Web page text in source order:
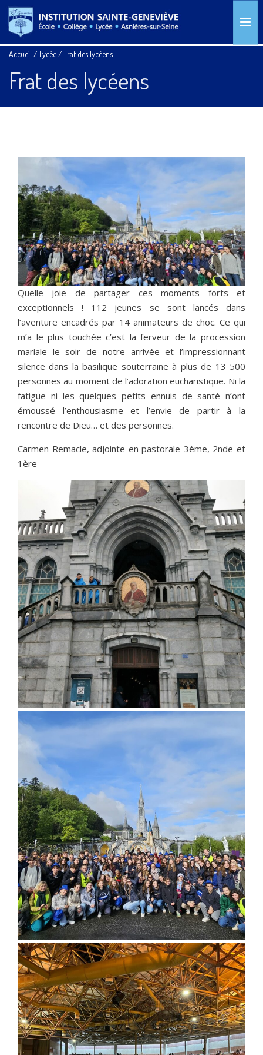
Accueil / Lycée/ Frat des lycéens
Frat des lycéens
Quelle joie de partager ces moments forts et
exceptionnels ! 112 jeunes se sont lancés dans
l’aventure encadrés par 14 animateurs de choc. Ce qui
m’a le plus touchée c’est la ferveur de la procession
mariale le soir de notre arrivée et l’impressionnant
silence dans la basilique souterraine à plus de 13 500
personnes au moment de l’adoration eucharistique. Ni la
fatigue ni les quelques petits ennuis de santé n’ont
émoussé l’enthousiasme et l’envie de partir à la
rencontre de Dieu… et des personnes.
Carmen Remacle, adjointe en pastorale 3ème, 2nde et
1ère